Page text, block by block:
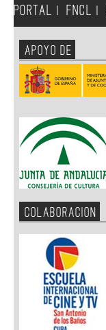
PORTAL
FNCL
APOYO DE
COLABORACION